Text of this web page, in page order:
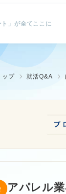
」が全てここに
ップ 就活Q&A
アパレル